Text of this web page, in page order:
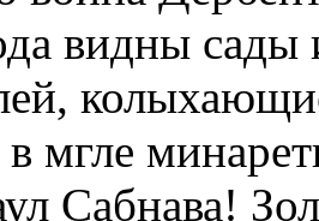
видны
мгле
Сабнава!